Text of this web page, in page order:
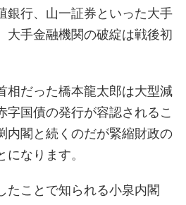
銀行、山一証券といった大手
大手金融機関の破綻は戦後初
相だった橋本龍太郎は大型減
字国債の発行が容認されるこ
内閣と続くのだが緊縮財政の
なります。
たことで知られる小泉内閣